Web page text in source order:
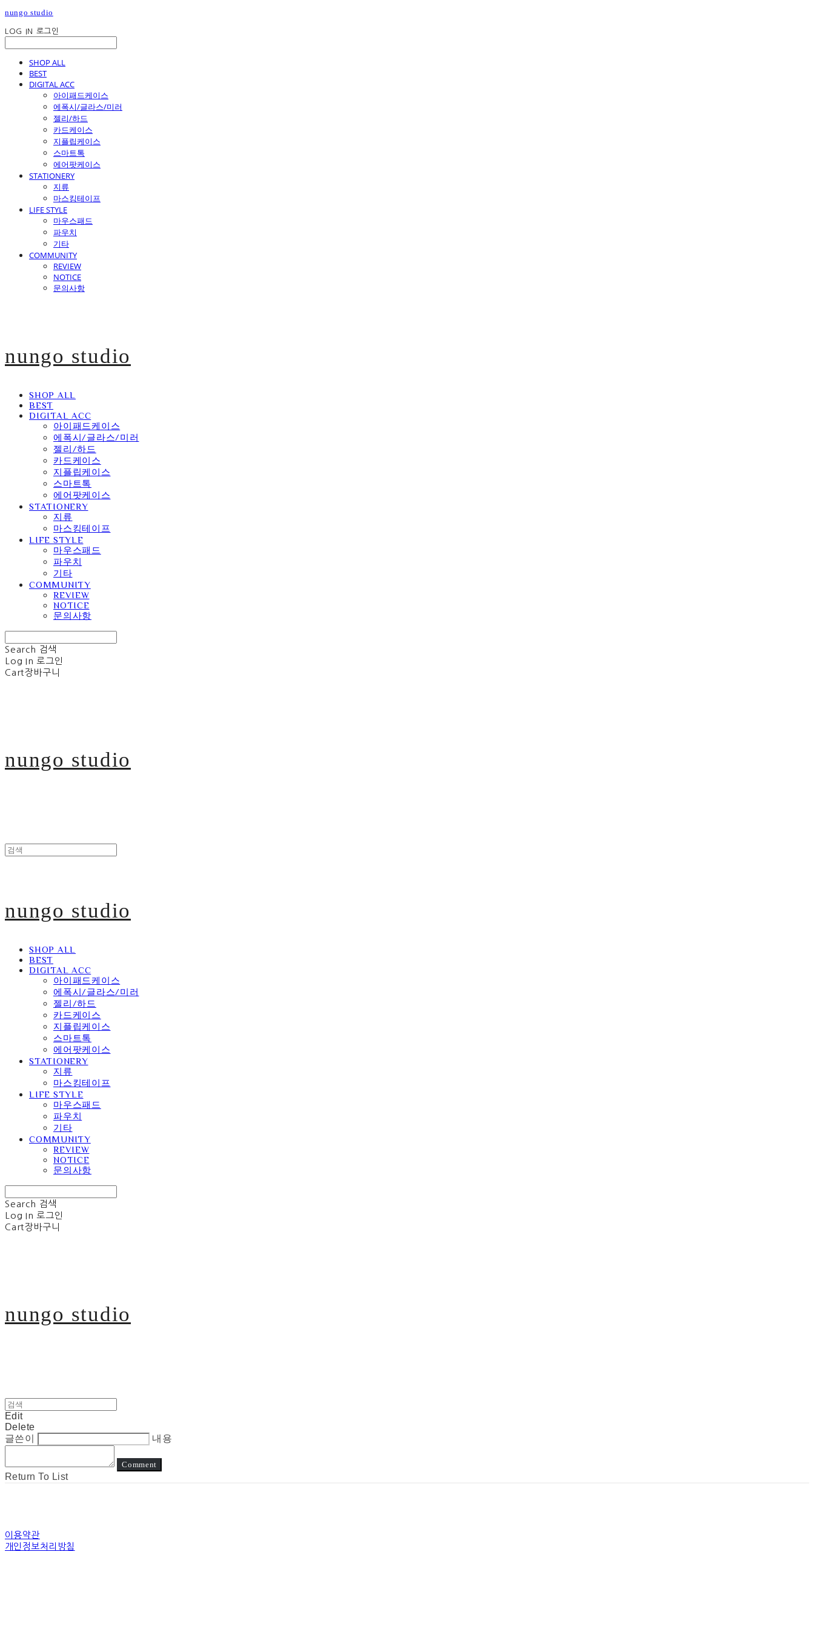
nungo studio
LOG IN 로그인
SHOP ALL
BEST
DIGITAL ACC
아이패드케이스
에폭시/글라스/미러
젤리/하드
카드케이스
지플립케이스
스마트톡
에어팟케이스
STATIONERY
지류
마스킹테이프
LIFE STYLE
마우스패드
파우치
기타
COMMUNITY
REVIEW
NOTICE
문의사항
nungo studio
SHOP ALL
BEST
DIGITAL ACC
아이패드케이스
에폭시/글라스/미러
젤리/하드
카드케이스
지플립케이스
스마트톡
에어팟케이스
STATIONERY
지류
마스킹테이프
LIFE STYLE
마우스패드
파우치
기타
COMMUNITY
REVIEW
NOTICE
문의사항
Search 검색
Log In 로그인
Cart장바구니
nungo studio
nungo studio
SHOP ALL
BEST
DIGITAL ACC
아이패드케이스
에폭시/글라스/미러
젤리/하드
카드케이스
지플립케이스
스마트톡
에어팟케이스
STATIONERY
지류
마스킹테이프
LIFE STYLE
마우스패드
파우치
기타
COMMUNITY
REVIEW
NOTICE
문의사항
Search 검색
Log In 로그인
Cart장바구니
nungo studio
Edit
Delete
글쓴이
내용
Comment
Return To List
이용약관
개인정보처리방침